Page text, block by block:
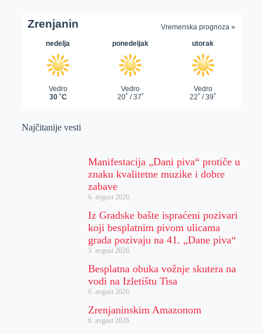
Najčitanije vesti
Manifestacija „Dani piva“ protiče u
znaku kvalitetne muzike i dobre
zabave
6. avgust 2026.
Iz Gradske bašte ispraćeni pozivari
koji besplatnim pivom ulicama
grada pozivaju na 41. „Dane piva“
5. avgust 2026.
Besplatna obuka vožnje skutera na
vodi na Izletištu Tisa
6. avgust 2026.
Zrenjaninskim Amazonom
6. avgust 2026.